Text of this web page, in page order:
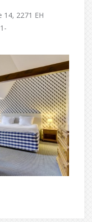
14, 2271 EH